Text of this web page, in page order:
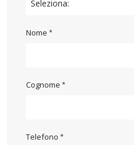
Nome
Cognome
Telefono